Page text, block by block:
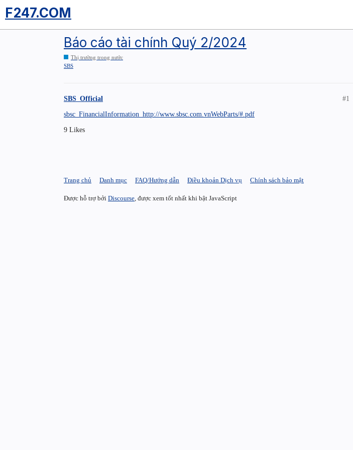
F247.COM
Báo cáo tài chính Quý 2/2024
Thị trường trong nước
SBS
SBS_Official
#1
sbsc_FinancialInformation_http://www.sbsc.com.vnWebParts/#.pdf
9 Likes
Trang chủ Danh mục FAQ/Hướng dẫn Điều khoản Dịch vụ Chính sách bảo mật
Được hỗ trợ bởi Discourse , được xem tốt nhất khi bật JavaScript